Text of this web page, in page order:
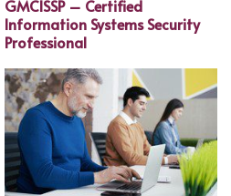
GMCISSP – Certified
Information Systems Security
Professional